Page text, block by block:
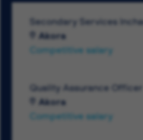
Secondary Services
Akora
Competitive salary
Quality Assurance Officer
Akora
Competitive salary